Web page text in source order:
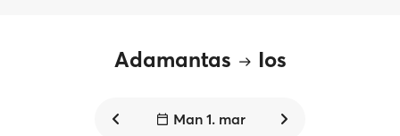
Adamantas Ios
Man 1. mar